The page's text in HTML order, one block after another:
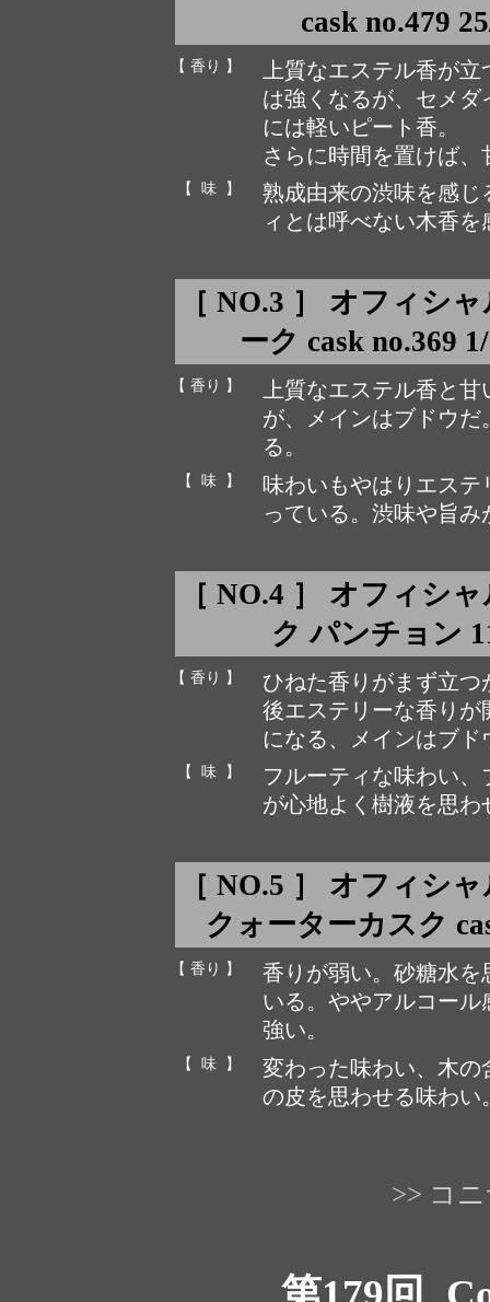
cask no.479
【 香り 】
上質なエステル香が
は強くなるが、セメ
には軽いピート香。
さらに時間を置けば
【 味 】
熟成由来の渋味を感
ィとは呼べない木香
［ NO.3 ］ オフィシ
ーク cask no.369
【 香り 】
上質なエステル香と
が、メインはブドウ
る。
【 味 】
味わいもやはりエス
っている。渋味や旨
［ NO.4 ］ オフィシ
ク パンチョン
【 香り 】
ひねた香りがまず立
後エステリーな香り
になる、メインはブ
【 味 】
フルーティな味わい
が心地よく樹液を思
［ NO.5 ］ オフィシ
クォーターカスク
【 香り 】
香りが弱い。砂糖水
いる。ややアルコー
強い。
【 味 】
変わった味わい、木
の皮を思わせる味わい
>> コ